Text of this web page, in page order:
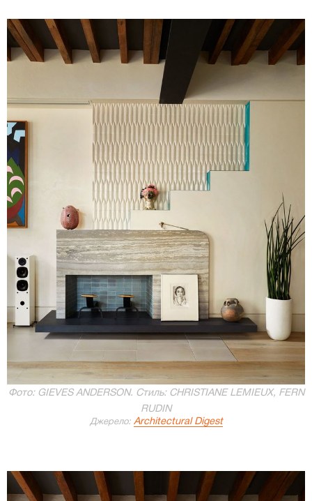
Фото: GIEVES ANDERSON. Стиль: CHRISTIANE LEMIEUX, FERN
RUDIN
Джерело: Architectural Digest